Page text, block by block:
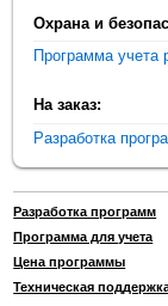
Охрана и
Программа учета
На заказ:
Разработка
Разработка программ
Программа для учета
Цена программы
Техническая